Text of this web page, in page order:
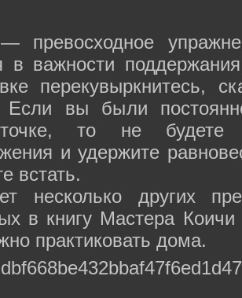
превосходное
в важности
перекувыркнитесь,
Если вы были
то не будете
и удержите
встать.
несколько других
в книгу Мастера
практиковать дома.